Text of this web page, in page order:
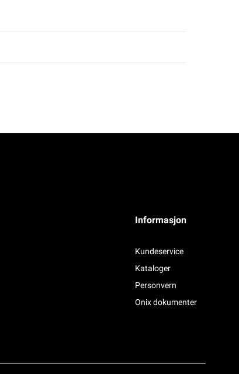
Informasjon
Kundeservice
Kataloger
Personvern
Onix dokumenter